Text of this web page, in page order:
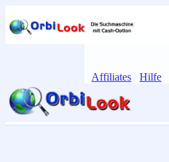
Affiliates Hilfe